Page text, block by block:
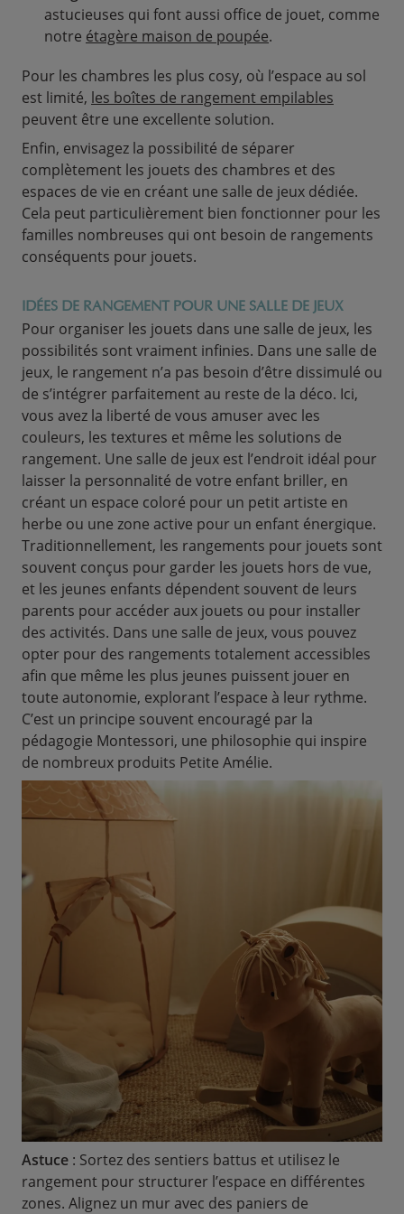
astucieuses qui font aussi office de jouet, comme
notre étagère maison de poupée.
Pour les chambres les plus cosy, où l’espace au sol
est limité, les boîtes de rangement empilables
peuvent être une excellente solution.
Enfin, envisagez la possibilité de séparer
complètement les jouets des chambres et des
espaces de vie en créant une salle de jeux dédiée.
Cela peut particulièrement bien fonctionner pour les
familles nombreuses qui ont besoin de rangements
conséquents pour jouets.
IDÉES DE RANGEMENT POUR UNE SALLE DE JEUX
Pour organiser les jouets dans une salle de jeux, les
possibilités sont vraiment infinies. Dans une salle de
jeux, le rangement n’a pas besoin d’être dissimulé ou
de s’intégrer parfaitement au reste de la déco. Ici,
vous avez la liberté de vous amuser avec les
couleurs, les textures et même les solutions de
rangement. Une salle de jeux est l’endroit idéal pour
laisser la personnalité de votre enfant briller, en
créant un espace coloré pour un petit artiste en
herbe ou une zone active pour un enfant énergique.
Traditionnellement, les rangements pour jouets sont
souvent conçus pour garder les jouets hors de vue,
et les jeunes enfants dépendent souvent de leurs
parents pour accéder aux jouets ou pour installer
des activités. Dans une salle de jeux, vous pouvez
opter pour des rangements totalement accessibles
afin que même les plus jeunes puissent jouer en
toute autonomie, explorant l’espace à leur rythme.
C’est un principe souvent encouragé par la
pédagogie Montessori, une philosophie qui inspire
de nombreux produits Petite Amélie.
Astuce : Sortez des sentiers battus et utilisez le
rangement pour structurer l’espace en différentes
zones. Alignez un mur avec des paniers de